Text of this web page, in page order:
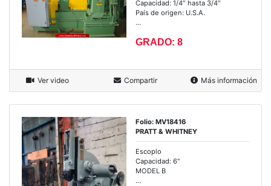
Capacidad: 1/4" hasta 3/4"
País de origen: U.S.A.
...
GRADO: 8
Ver video Compartir Más información
Folio: MV18416
PRATT & WHITNEY
Escoplo
Capacidad: 6"
MODEL B
...